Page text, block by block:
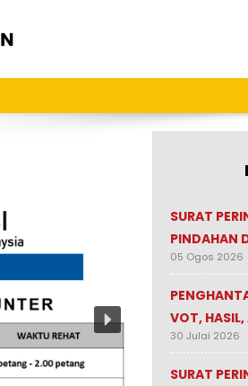
SURAT
PINDAHAN
05 Ogos 2026
VOT,
30 Julai 2026
SURAT